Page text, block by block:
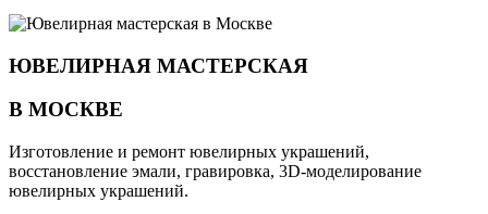
ЮВЕЛИРНАЯ МАСТЕРСКАЯ
В МОСКВЕ
Изготовление и ремонт ювелирных украшений,
восстановление эмали, гравировка, 3D-моделирование
ювелирных украшений.